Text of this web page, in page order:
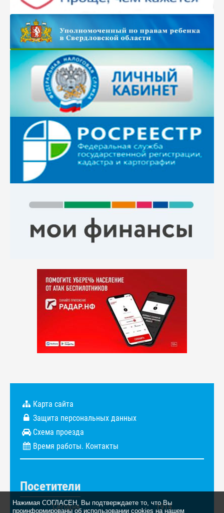
Нажимая СОГЛАСЕН, Вы подтверждаете то, что Вы
проинформированы об использовании cookies на нашем
Карта сайта
Защита персональных данных
Схема проезда
Время работы. Контакты
Посетители
Сегодня
1914